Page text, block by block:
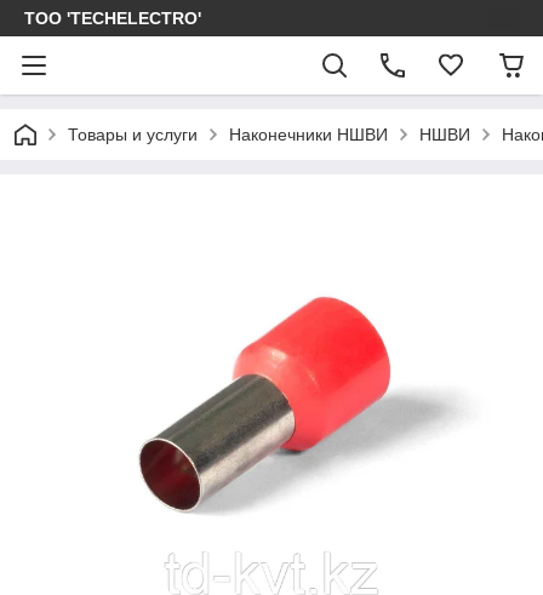
ТОО 'TECHELECTRO'
Товары и услуги Наконечники НШВИ НШВИ